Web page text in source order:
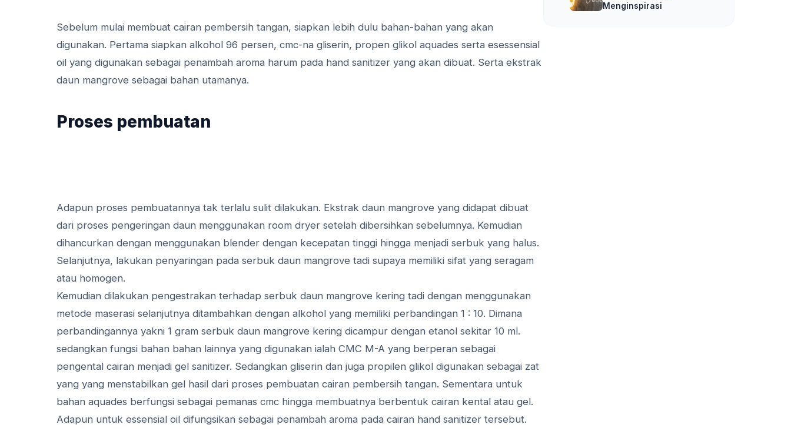
Sebelum mulai membuat cairan pembersih tangan, siapkan lebih dulu bahan-bahan yang akan
digunakan. Pertama siapkan alkohol 96 persen, cmc-na gliserin, propen glikol aquades serta esessensial
oil yang digunakan sebagai penambah aroma harum pada hand sanitizer yang akan dibuat. Serta ekstrak
daun mangrove sebagai bahan utamanya.
Proses pembuatan
Adapun proses pembuatannya tak terlalu sulit dilakukan. Ekstrak daun mangrove yang didapat dibuat
dari proses pengeringan daun menggunakan room dryer setelah dibersihkan sebelumnya. Kemudian
dihancurkan dengan menggunakan blender dengan kecepatan tinggi hingga menjadi serbuk yang halus.
Selanjutnya, lakukan penyaringan pada serbuk daun mangrove tadi supaya memiliki sifat yang seragam
atau homogen.
Kemudian dilakukan pengestrakan terhadap serbuk daun mangrove kering tadi dengan menggunakan
metode maserasi selanjutnya ditambahkan dengan alkohol yang memiliki perbandingan 1 : 10. Dimana
perbandingannya yakni 1 gram serbuk daun mangrove kering dicampur dengan etanol sekitar 10 ml.
sedangkan fungsi bahan bahan lainnya yang digunakan ialah CMC M-A yang berperan sebagai
pengental cairan menjadi gel sanitizer. Sedangkan gliserin dan juga propilen glikol digunakan sebagai zat
yang yang menstabilkan gel hasil dari proses pembuatan cairan pembersih tangan. Sementara untuk
bahan aquades berfungsi sebagai pemanas cmc hingga membuatnya berbentuk cairan kental atau gel.
Adapun untuk essensial oil difungsikan sebagai penambah aroma pada cairan hand sanitizer tersebut.
Menginspirasi